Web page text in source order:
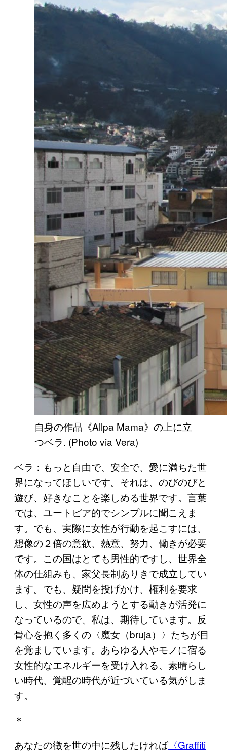
自身の作品《Allpa Mama》の上に立
つベラ. (Photo via Vera)
ベラ：もっと自由で、安全で、愛に満ちた世
界になってほしいです。それは、のびのびと
遊び、好きなことを楽しめる世界です。言葉
では、ユートピア的でシンプルに聞こえま
す。でも、実際に女性が行動を起こすには、
想像の２倍の意欲、熱意、努力、働きが必要
です。この国はとても男性的ですし、世界全
体の仕組みも、家父長制ありきで成立してい
ます。でも、疑問を投げかけ、権利を要求
し、女性の声を広めようとする動きが活発に
なっているので、私は、期待しています。反
骨心を抱く多くの〈魔女（bruja）〉たちが目
を覚ましています。あらゆる人やモノに宿る
女性的なエネルギーを受け入れる、素晴らし
い時代、覚醒の時代が近づいている気がしま
す。
＊
あなたの徴を世の中に残したければ〈Graffiti